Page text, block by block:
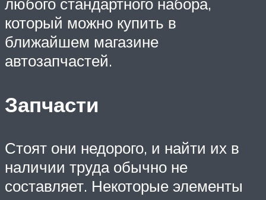
любого стандартного набора,
который можно купить в
ближайшем магазине
автозапчастей.
Запчасти
Стоят они недорого, и найти их в
наличии труда обычно не
составляет. Некоторые элементы